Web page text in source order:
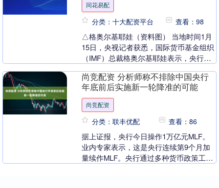
同花易配
分类：十大配资平台 查看：98
△格奥尔基耶娃（资料图） 当地时间1月
15日，央视记者获悉，国际货币基金组织
（IMF）总裁格奥尔基耶娃表示，央行独
面临特朗普....
尚竞配资 分析师称不排除中国央行
年底前后实施新一轮降准的可能
尚竞配资
分类：联丰优配 查看：86
据上证报，央行今日操作1万亿元MLF。
业内专家表示，这是央行连续第9个月加
量续作MLF。央行通过多种货币政策工具